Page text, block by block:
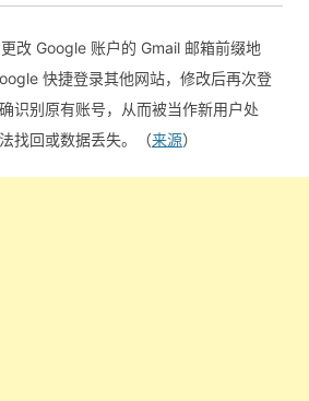
改 Google 账户的 Gmail 邮箱前缀地
快捷登录其他网站，修改后再次登
识别原有账号，从而被当作新用户处
找回或数据丢失。（来源）